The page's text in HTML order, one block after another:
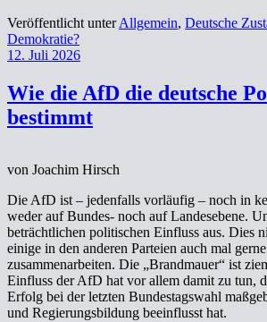
Veröffentlicht unterAllgemein, Deutsche
Demokratie?
Wie die AfD die deutsche
bestimmt
12. Juli 2026
von Joachim Hirsch
Die AfD ist – jedenfalls vorläufig – noch in
weder auf Bundes- noch auf Landesebene.
beträchtlichen politischen Einfluss aus. Dies
einige in den anderen Parteien auch mal
zusammenarbeiten. Die „Brandmauer“ ist
Einfluss der AfD hat vor allem damit zu tun,
Erfolg bei der letzten Bundestagswahl
und Regierungsbildung beeinflusst hat.